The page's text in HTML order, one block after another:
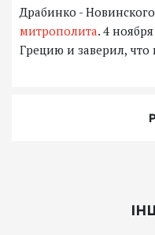
Драбинко - Новинского
митрополита. 4
Грецию и заверил, что